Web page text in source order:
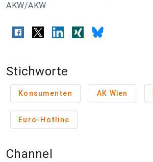
AKW/AKW
Stichworte
Konsumenten AK Wien
Euro-Hotline
Channel